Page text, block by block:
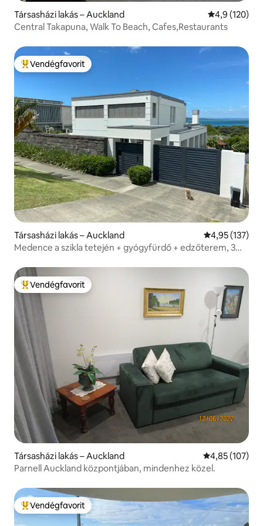
Társasházi lakás – Auckland Átlagos
4,9 (120)
Central Takapuna, Walk To Beach, Cafes,Restaurants
Kiemelt vendégfavorit
Vendégfavorit
Társasházi lakás – Auckland Átlagos
4,95 (137)
Medence a szikla tetején + gyógyfürdő + edzőterem, 3
Kiemelt vendégfavorit
Vendégfavorit
Társasházi lakás – Auckland Átlagos
4,85 (107)
Parnell Auckland központjában, mindenhez közel.
Kiemelt vendégfavorit
Vendégfavorit